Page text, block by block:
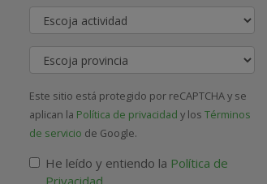
Contacte con nosotros
Actividad
Provincia
Este sitio está protegido por reCAPTCHA y se
aplican la Política de privacidad y los Términos
de servicio de Google.
He leído y entiendo la Política de
Privacidad